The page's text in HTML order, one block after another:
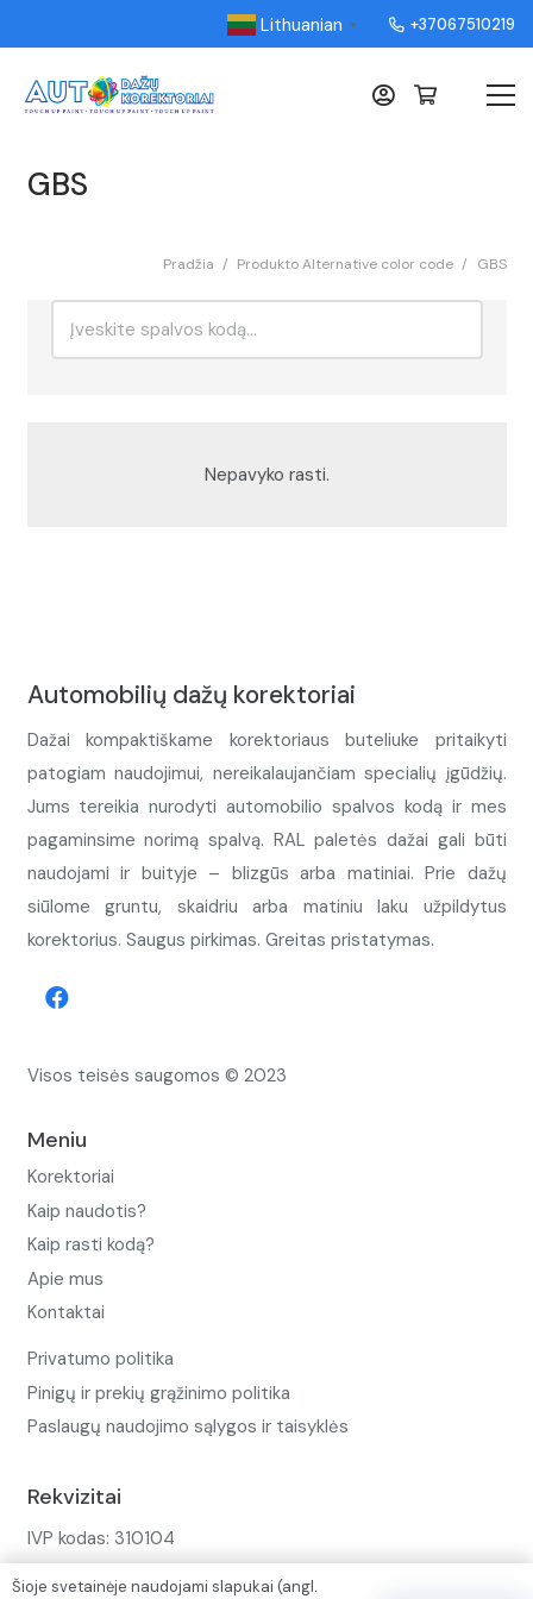
Lithuanian ▼ +37067510219
GBS
Pradžia / Produkto Alternative color code / GBS
Nepavyko rasti.
Automobilių dažų korektoriai
Dažai kompaktiškame korektoriaus buteliuke pritaikyti
patogiam naudojimui, nereikalaujančiam specialių įgūdžių.
Jums tereikia nurodyti automobilio spalvos kodą ir mes
pagaminsime norimą spalvą. RAL paletės dažai gali būti
naudojami ir buityje – blizgūs arba matiniai. Prie dažų
siūlome gruntu, skaidriu arba matiniu laku užpildytus
korektorius. Saugus pirkimas. Greitas pristatymas.
Visos teisės saugomos © 2023
Meniu
Korektoriai
Kaip naudotis?
Kaip rasti kodą?
Apie mus
Kontaktai
Privatumo politika
Pinigų ir prekių grąžinimo politika
Paslaugų naudojimo sąlygos ir taisyklės
Rekvizitai
IVP kodas: 310104
Šioje svetainėje naudojami slapukai (angl.